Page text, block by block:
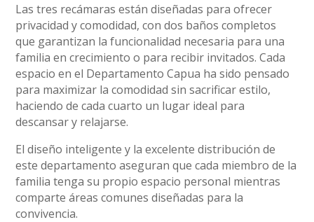
Las tres recámaras están diseñadas para ofrecer
privacidad y comodidad, con dos baños completos
que garantizan la funcionalidad necesaria para una
familia en crecimiento o para recibir invitados. Cada
espacio en el Departamento Capua ha sido pensado
para maximizar la comodidad sin sacrificar estilo,
haciendo de cada cuarto un lugar ideal para
descansar y relajarse.
El diseño inteligente y la excelente distribución de
este departamento aseguran que cada miembro de la
familia tenga su propio espacio personal mientras
comparte áreas comunes diseñadas para la
convivencia.